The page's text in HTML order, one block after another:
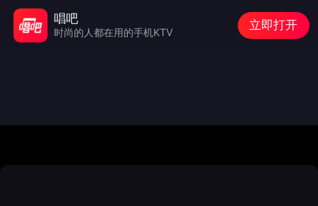
唱吧
时尚的人都在用的手机KTV
立即打开